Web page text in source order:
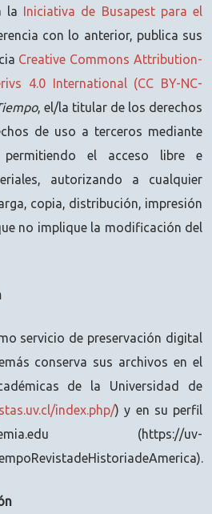
la Iniciativa de Busapest para el
con lo anterior, publica sus
Creative Commons Attribution-
4.0 International (CC BY-NC-
, el/la titular de los derechos
de uso a terceros mediante
permitiendo el acceso libre e
autorizando a cualquier
copia, distribución, impresión
no implique la modificación del
servicio de preservación digital
conserva sus archivos en el
de la Universidad de
index.php/) y en su perfil
(https://uv-